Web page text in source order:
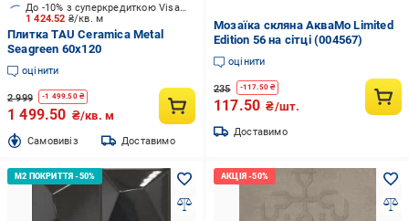
1 424.52 ₴/кв. м
До -10% з суперкредиткою Visa Вигода
Плитка TAU Ceramica Metal
Seagreen 60х120
оцінити
2 999 -1 499.50₴
1 499.50 ₴/кв. м
Cамовивіз Доставимо
Мозаїка скляна АкваМо Limited
Edition 56 на сітці (004567)
оцінити
235 -117.50₴
117.50 ₴/шт.
Доставимо